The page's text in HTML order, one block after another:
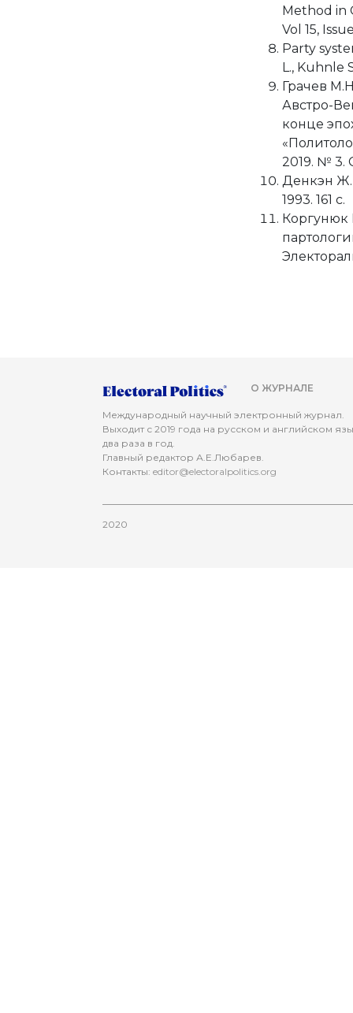
Method in
Vol 15,
Party
L., Kuhnle
Грачев
Австро-
конце
2019. № 3.
Денкэн
1993. 161 с.
Коргунюк
О ЖУРНАЛЕ
Международный научный электронный журнал.
Выходит с 2019 года на русском и английском
два раза в год.
Главный редактор А.Е.Любарев.
Контакты: editor@electoralpolitics.org
2020